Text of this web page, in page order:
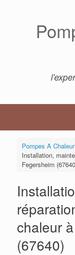
Pompes A
Installation,
Fegersheim
chaleur
(67640)